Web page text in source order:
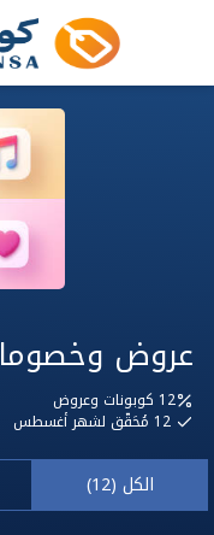
عروض
12 كوبونات وعروض
مُحَقّق لشهر أغسطس
الكل (12)